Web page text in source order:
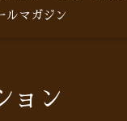
ルマガジン
ョン